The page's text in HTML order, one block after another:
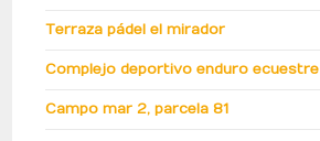
Terraza pádel el mirador
Complejo deportivo enduro ecuestre
Campo mar 2, parcela 81